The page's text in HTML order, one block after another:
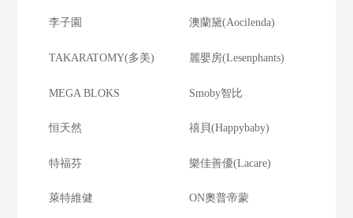
李子園 澳蘭黛(Aocilenda)
TAKARATOMY(多美) 麗嬰房(Lesenphants)
MEGA BLOKS Smoby智比
恒天然 禧貝(Happybaby)
特福芬 樂佳善優(Lacare)
萊特維健 ON奧普帝蒙